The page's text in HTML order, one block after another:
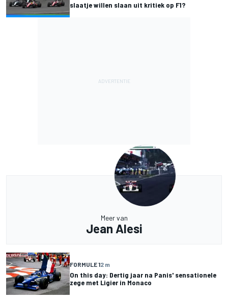
slaatje willen slaan uit kritiek op F1?
Meer van
Jean Alesi
FORMULE 12 m
On this day: Dertig jaar na Panis' sensationele
zege met Ligier in Monaco